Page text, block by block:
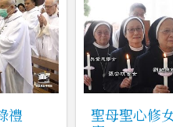
禮
聖母聖心修